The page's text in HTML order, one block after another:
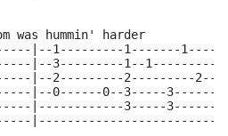
was hummin' harder
|--1---------1-------1----|
|--3---------1--1---------|
|--2---------2---------2--|
|--0------0--3-----3------|
|------------3-----3------|
|-------------------------|